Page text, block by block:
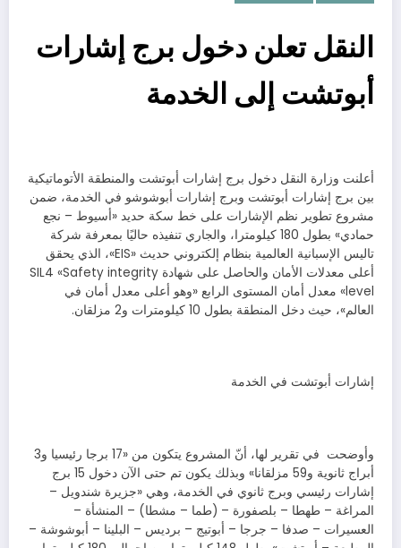
النقل تعلن دخول برج إشارات
أبوتشت إلى الخدمة
أعلنت وزارة النقل دخول برج إشارات أبوتشت والمنطقة الأتوماتيكية
بين برج إشارات أبوتشت وبرج إشارات أبوشوشو في الخدمة، ضمن
مشروع تطوير نظم الإشارات على خط سكة حديد «أسيوط – نجع
حمادي» بطول 180 كيلومترا، والجاري تنفيذه حاليًا بمعرفة شركة
تاليس الإسبانية العالمية بنظام إلكتروني حديث «EIS»، الذي يحقق
أعلى معدلات الأمان والحاصل على شهادة SIL4 «Safety integrity
level» معدل أمان المستوى الرابع «وهو أعلى معدل أمان في
العالم»، حيث دخل المنطقة بطول 10 كيلومترات و2 مزلقان.
إشارات أبوتشت في الخدمة
وأوضحت في تقرير لها، أنّ المشروع يتكون من «17 برجا رئيسيا و3
أبراج ثانوية و59 مزلقانا» وبذلك يكون تم حتى الآن دخول 15 برج
إشارات رئيسي وبرج ثانوي في الخدمة، وهي «جزيرة شندويل –
المراغة – طهطا – بلصفورة – (طما – مشطا) – المنشأة –
العسيرات – صدفا – جرجا – أبوتيج – برديس – البلينا – أبوشوشة –